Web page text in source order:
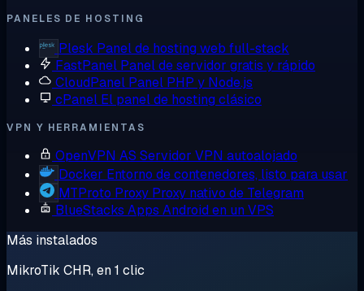
PANELES DE HOSTING
Plesk Panel de hosting web full-stack
FastPanel Panel de servidor gratis y rápido
CloudPanel Panel PHP y Node.js
cPanel El panel de hosting clásico
VPN Y HERRAMIENTAS
OpenVPN AS Servidor VPN autoalojado
Docker Entorno de contenedores, listo para usar
MTProto Proxy Proxy nativo de Telegram
BlueStacks Apps Android en un VPS
Más instalados
MikroTik CHR, en 1 clic